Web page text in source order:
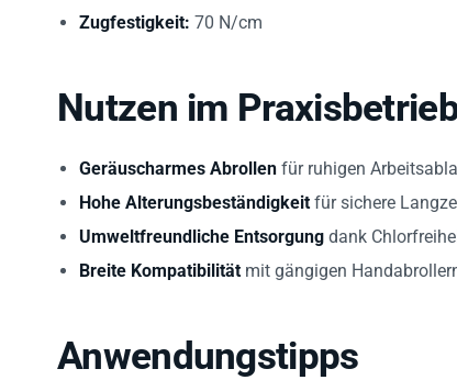
Zugfestigkeit: 70 N/cm
Nutzen im
Geräuscharmes Abrollen für ruhigen
Hohe Alterungsbeständigkeit für sichere
Umweltfreundliche Entsorgung dank
Breite Kompatibilität mit gängigen
Anwendungstipps